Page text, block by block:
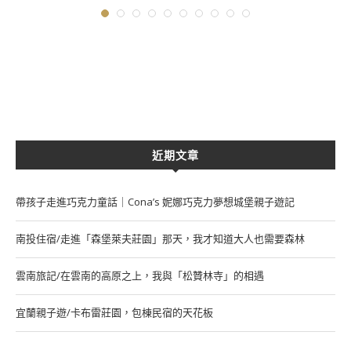
近期文章
帶孩子走進巧克力童話｜Cona’s 妮娜巧克力夢想城堡親子遊記
南投住宿/走進「森堡萊夫莊園」那天，我才知道大人也需要森林
雲南旅記/在雲南的高原之上，我與「松贊林寺」的相遇
宜蘭親子遊/卡布雷莊園，包棟民宿的天花板